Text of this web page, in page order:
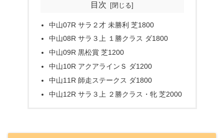
目次
中山07R サラ２才 未勝利 芝1800
中山08R サラ３上 １勝クラス ダ1800
中山09R 黒松賞 芝1200
中山10R アクアラインＳ ダ1200
中山11R 師走ステークス ダ1800
中山12R サラ３上 ２勝クラス・牝 芝2000